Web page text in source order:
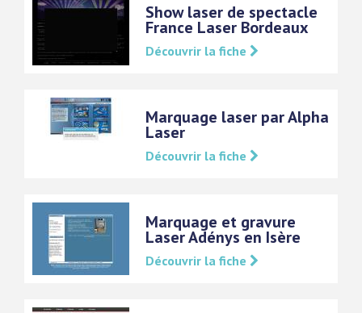
Show laser de spectacle
France Laser Bordeaux
Découvrir la fiche
Marquage laser par Alpha
Laser
Découvrir la fiche
Marquage et gravure
Laser Adénys en Isère
Découvrir la fiche